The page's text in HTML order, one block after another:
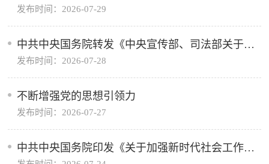
发布时间：2026-07-29
中共中央国务院转发《中央宣传部、司法部关于开
展法治宣传教育的第九个五年规划（2026—2030
年）》
发布时间：2026-07-28
不断增强党的思想引领力
发布时间：2026-07-27
中共中央国务院印发《关于加强新时代社会工作的